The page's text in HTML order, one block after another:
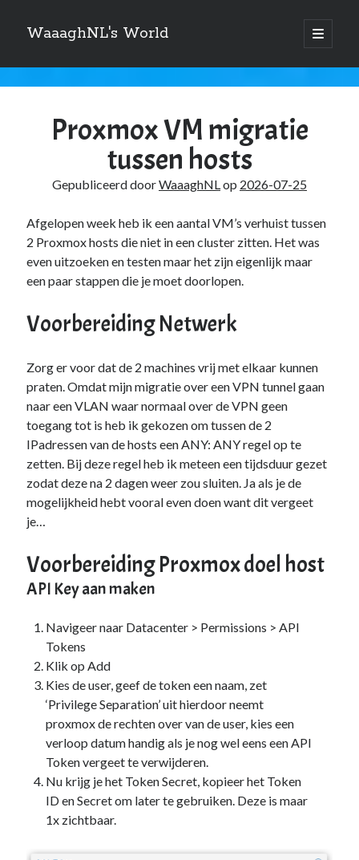
WaaaghNL's World
open
primair
Zijbalk
Mauris imperdiet, urna mi, gravida sod ales. [tooltip hint=”Donec nisl ac
turpis”]Vivamus hendrerit[/tooltip] nulla erat ornare tortor in
vestibulum id.
Duiken(7)
Games(1)
Tech(39)
3D Printen(2)
Google(2)
Chrome (1)
Drive(1)
Home Assistant(1)
HPE ProLiant(1)
Microsoft (15)
Edge (1)
Entra ID(1)
Intune(1)
Outlook(1)
Power Apps (1)
PowerShell (1)
Sharepoint(1)
Windows 10(3)
Windows 11(1)
Windows Server 2019(4)
Windows Server 2022
World
Berichten
Proxmox VM migratie
tussen hosts
Gepubliceerd doorWaaaghNLop 2026-07-25
Afgelopen week heb ik een aantal VM’s verhuist tussen
2 Proxmox hosts die niet in een cluster zitten. Het was
even uitzoeken en testen maar het zijn eigenlijk maar
een paar stappen die je moet doorlopen.
Voorbereiding Netwerk
Zorg er voor dat de 2 machines vrij met elkaar kunnen
praten. Omdat mijn migratie over een VPN tunnel gaan
naar een VLAN waar normaal over de VPN geen
toegang tot is heb ik gekozen om tussen de 2
IPadressen van de hosts een ANY: ANY regel op te
zetten. Bij deze regel heb ik meteen een tijdsduur gezet
zodat deze na 2 dagen weer zou sluiten. Ja als je de
mogelijkheid hebt vooral even doen want dit vergeet
je…
Voorbereiding Proxmox doel host
API Key aan maken
Navigeer naar Datacenter > Permissions > API
Tokens
Klik op Add
Kies de user, geef de token een naam, zet
‘Privilege Separation’ uit hierdoor neemt
proxmox de rechten over van de user, kies een
verloop datum handig als je nog wel eens een API
Token vergeet te verwijderen.
Nu krijg je het Token Secret, kopieer het Token
ID en Secret om later te gebruiken. Deze is maar
1x zichtbaar.